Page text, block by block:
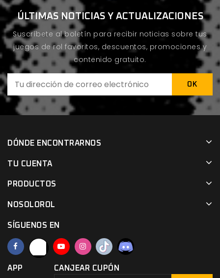
ÚLTIMAS NOTICIAS Y ACTUALIZACIONES
Suscríbete al boletín para recibir noticias sobre tus
juegos de rol favoritos, descuentos, promociones y
contenido gratuito.
DÓNDE ENCONTRARNOS
TU CUENTA
PRODUCTOS
NOSOLOROL
SÍGUENOS EN
APP CANJEAR CUPÓN